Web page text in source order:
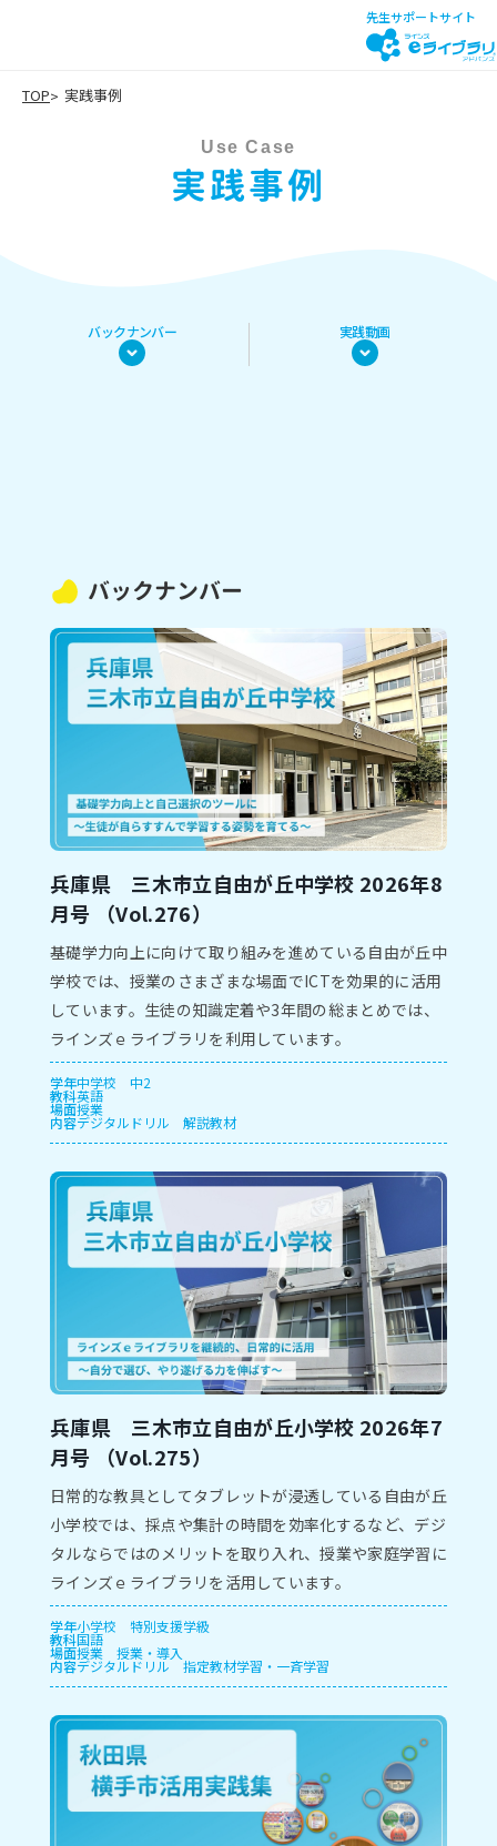
先生サポートサイト
TOP 実践事例
Use Case
実践事例
バックナンバー 実践動画
バックナンバー
兵庫県 三木市⽴自由が丘中学校 2026年8
⽉号 （Vol.276）
基礎学⼒向上に向けて取り組みを進めている⾃由が丘中
学校では、授業のさまざまな場⾯でICTを効果的に活⽤
しています。⽣徒の知識定着や3年間の総まとめでは、
ラインズｅライブラリを利⽤しています。
学年中学校 中2
教科英語
場面授業
内容デジタルドリル 解説教材
兵庫県 三木市⽴自由が丘小学校 2026年7
⽉号 （Vol.275）
⽇常的な教具としてタブレットが浸透している⾃由が丘
⼩学校では、採点や集計の時間を効率化するなど、デジ
タルならではのメリットを取り⼊れ、授業や家庭学習に
ラインズｅライブラリを活⽤しています。
学年小学校 特別支援学級
教科国語
場面授業 授業・導入
内容デジタルドリル 指定教材学習・一斉学習